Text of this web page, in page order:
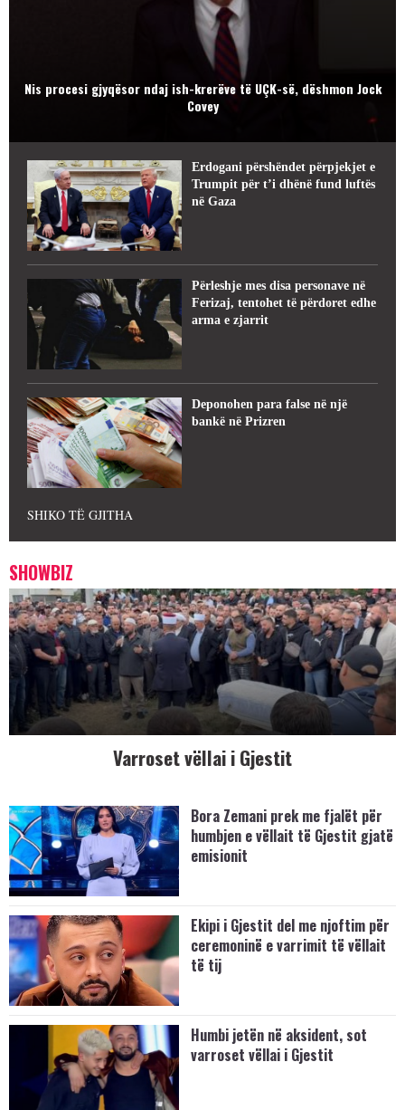
Nis procesi gjyqësor ndaj ish-krerëve të UÇK-së, dëshmon Jock
Covey
Erdogani përshëndet përpjekjet e
Trumpit për t’i dhënë fund luftës
në Gaza
Përleshje mes disa personave në
Ferizaj, tentohet të përdoret edhe
arma e zjarrit
Deponohen para false në një
bankë në Prizren
SHIKO TË GJITHA
SHOWBIZ
Varroset vëllai i Gjestit
Bora Zemani prek me fjalët për
humbjen e vëllait të Gjestit gjatë
emisionit
Ekipi i Gjestit del me njoftim për
ceremoninë e varrimit të vëllait
të tij
Humbi jetën në aksident, sot
varroset vëllai i Gjestit